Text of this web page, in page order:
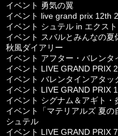
イベント 勇気の翼
イベント live grand prix 12th
イベント シュテル in エクス
イベント スバルとみんなの夏
秋風ダイアリー
イベント アフター・バレンタ
イベント LIVE GRAND PRIX
イベント バレンタインアタッ
イベント LIVE GRAND PRIX
イベント シグナム＆アギト・
イベント「マテリアルズ 夏の
シュテル
イベント LIVE GRAND PRIX